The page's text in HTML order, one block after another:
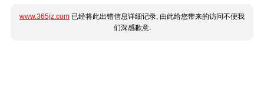
www.365jz.com 已经将此出错信息详细记录, 由此给您带来的访问不便我
们深感歉意.